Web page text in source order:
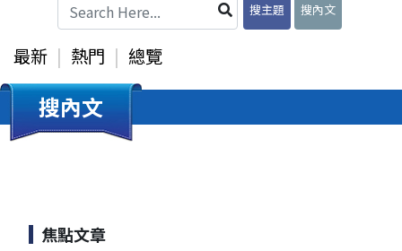
搜主題 搜內文
最新 熱門 總覽
搜內文
焦點文章